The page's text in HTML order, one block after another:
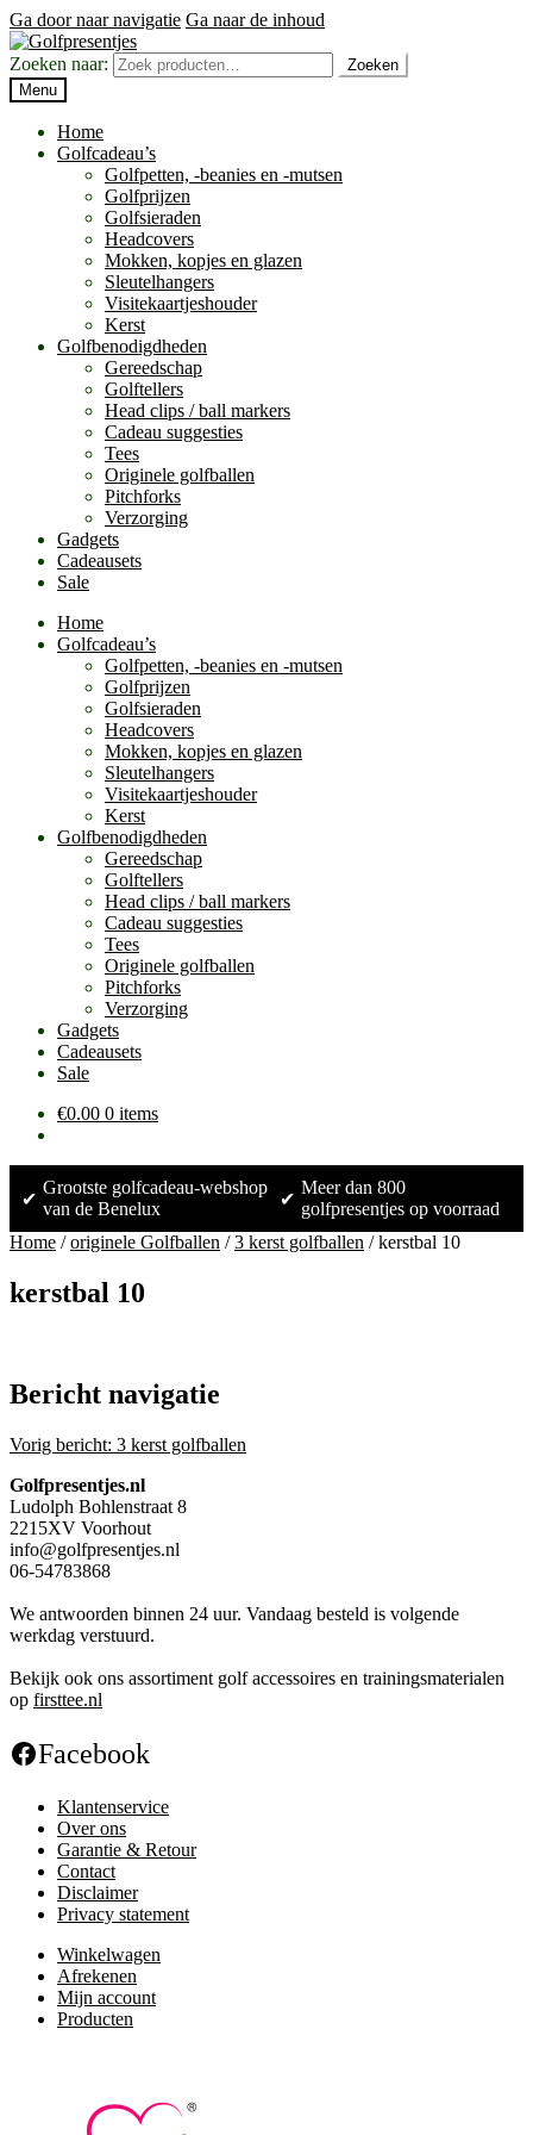
Ga door naar navigatie Ga naar de inhoud
Zoeken naar:
Zoeken
Menu
Home
Golfcadeau’s
Golfpetten, -beanies en -mutsen
Golfprijzen
Golfsieraden
Headcovers
Mokken, kopjes en glazen
Sleutelhangers
Visitekaartjeshouder
Kerst
Golfbenodigdheden
Gereedschap
Golftellers
Head clips / ball markers
Cadeau suggesties
Tees
Originele golfballen
Pitchforks
Verzorging
Gadgets
Cadeausets
Sale
Home
Golfcadeau’s
Golfpetten, -beanies en -mutsen
Golfprijzen
Golfsieraden
Headcovers
Mokken, kopjes en glazen
Sleutelhangers
Visitekaartjeshouder
Kerst
Golfbenodigdheden
Gereedschap
Golftellers
Head clips / ball markers
Cadeau suggesties
Tees
Originele golfballen
Pitchforks
Verzorging
Gadgets
Cadeausets
Sale
€0.00 0 items
✔
Grootste golfcadeau-webshop
van de Benelux
✔
Meer dan 800
golfpresentjes op voorraad
Home /originele Golfballen /3 kerst golfballen /kerstbal 10
kerstbal 10
Bericht navigatie
Vorig bericht: 3 kerst golfballen
Golfpresentjes.nl
Ludolph Bohlenstraat 8
2215XV Voorhout
info@golfpresentjes.nl
06-54783868
We antwoorden binnen 24 uur. Vandaag besteld is volgende
werkdag verstuurd.
Bekijk ook ons assortiment golf accessoires en trainingsmaterialen
op firsttee.nl
Facebook
Klantenservice
Over ons
Garantie & Retour
Contact
Disclaimer
Privacy statement
Winkelwagen
Afrekenen
Mijn account
Producten